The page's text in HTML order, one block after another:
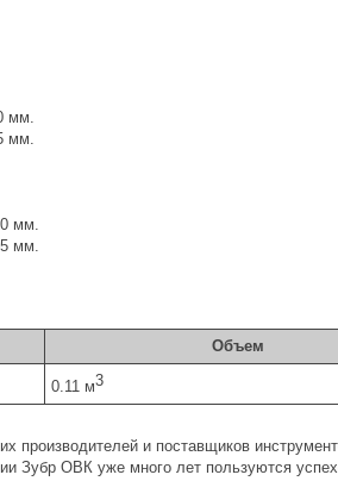
мм.
мм.
мм.
мм.
Объем
0.11 м3
производителей и поставщиков
Зубр ОВК уже много лет пользуются